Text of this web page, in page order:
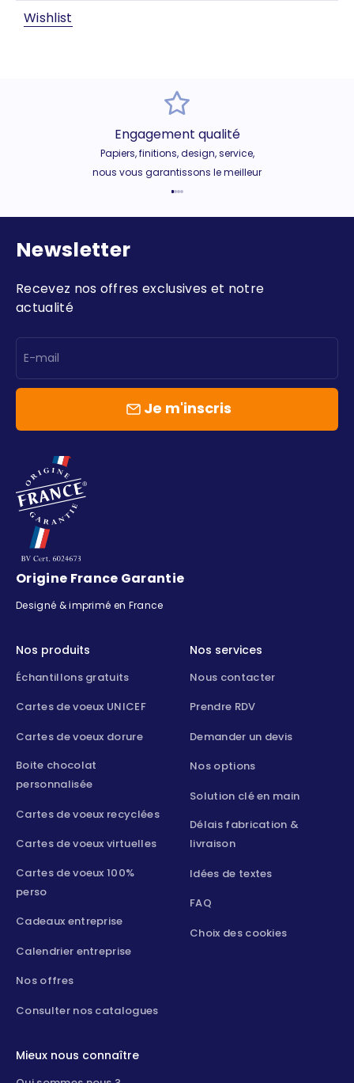
Wishlist
Engagement qualité
Papiers, finitions, design, service,
nous vous garantissons le meilleur
Newsletter
Recevez nos offres exclusives et notre
actualité
E-mail
Je m'inscris
Origine France Garantie
Designé & imprimé en France
Nos produits
Échantillons gratuits
Cartes de voeux UNICEF
Cartes de voeux dorure
Boite chocolat
personnalisée
Cartes de voeux recyclées
Cartes de voeux virtuelles
Cartes de voeux 100%
perso
Cadeaux entreprise
Calendrier entreprise
Nos offres
Consulter nos catalogues
Nos services
Nous contacter
Prendre RDV
Demander un devis
Nos options
Solution clé en main
Délais fabrication &
livraison
Idées de textes
FAQ
Choix des cookies
Mieux nous connaître